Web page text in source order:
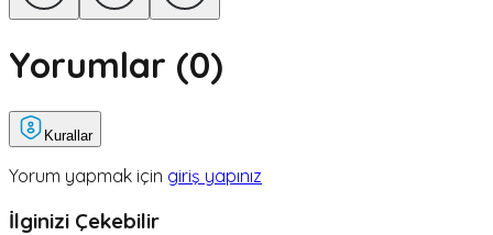
Yorumlar (0)
Kurallar
Yorum yapmak için giriş yapınız
İlginizi Çekebilir